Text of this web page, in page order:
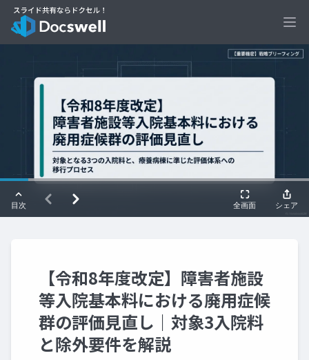
【令和8年度改定】障害者施設
等入院基本料における廃用症候
群の評価見直し｜対象3入院料
と除外要件を解説